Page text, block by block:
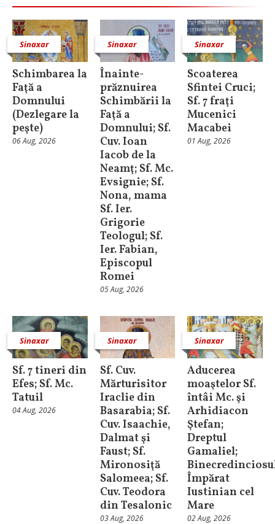
Sinaxar
Schimbarea la
Faţă a
Domnului
(Dezlegare la
peşte)
06 Aug, 2026
Sinaxar
Înainte-
prăznuirea
Schimbării la
Faţă a
Domnului; Sf.
Cuv. Ioan
Iacob de la
Neamţ; Sf. Mc.
Evsignie; Sf.
Nona, mama
Sf. Ier.
Grigorie
Teologul; Sf.
Ier. Fabian,
Episcopul
Romei
05 Aug, 2026
Sinaxar
Scoaterea
Sfintei Cruci;
Sf. 7 fraţi
Mucenici
Macabei
01 Aug, 2026
Sinaxar
Sf. 7 tineri din
Efes; Sf. Mc.
Tatuil
04 Aug, 2026
Sinaxar
Sf. Cuv.
Mărturisitor
Iraclie din
Basarabia; Sf.
Cuv. Isaachie,
Dalmat şi
Faust; Sf.
Mironosiţă
Salomeea; Sf.
Cuv. Teodora
din Tesalonic
03 Aug, 2026
Sinaxar
Aducerea
moaştelor Sf.
întâi Mc. şi
Arhidiacon
Ştefan;
Dreptul
Gamaliel;
Împărat
Iustinian cel
Mare
02 Aug, 2026